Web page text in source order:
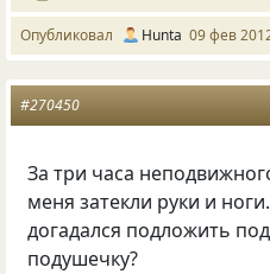
Опубликовал Hunta 09 фев
#270450
За три часа
меня затекли руки и
догадался подложить
подушечку?